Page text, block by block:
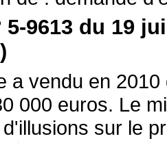
5-9613 du 19
a vendu en
000 euros. Le
sur le